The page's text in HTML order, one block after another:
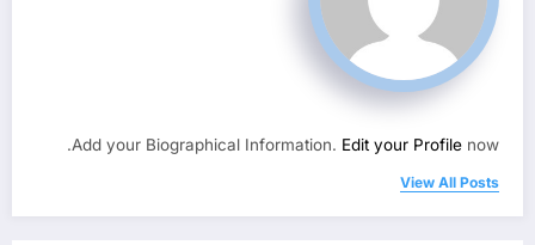
Add your Biographical Information. Edit your Profile now.
View All Posts